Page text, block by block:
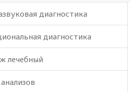
диагностика
диагностика
лечебный